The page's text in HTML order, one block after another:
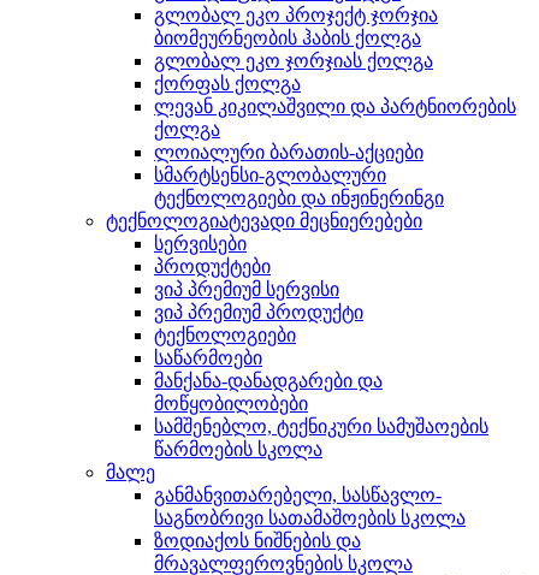
გლობალ ეკო პროჯექტ ჯორჯია
ბიომეურნეობის ჰაბის ქოლგა
გლობალ ეკო ჯორჯიას ქოლგა
ქორფას ქოლგა
ლევან კიკილაშვილი და პარტნიორების
ქოლგა
ლოიალური ბარათის-აქციები
სმარტსენსი-გლობალური
ტექნოლოგიები და ინჟინერინგი
ტექნოლოგიატევადი მეცნიერებები
სერვისები
პროდუქტები
ვიპ პრემიუმ სერვისი
ვიპ პრემიუმ პროდუქტი
ტექნოლოგიები
საწარმოები
მანქანა-დანადგარები და
მოწყობილობები
სამშენებლო, ტექნიკური სამუშაოების
წარმოების სკოლა
მალე
განმანვითარებელი, სასწავლო-
საგნობრივი სათამაშოების სკოლა
ზოდიაქოს ნიშნების და
მრავალფეროვნების სკოლა